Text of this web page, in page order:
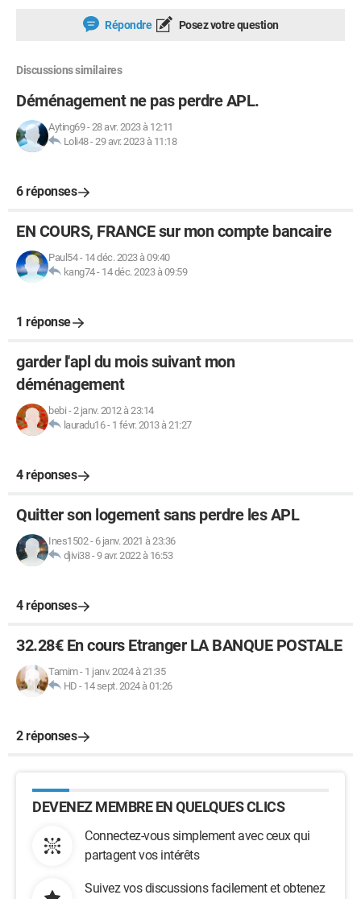
Répondre Posez votre question
Discussions similaires
Déménagement ne pas perdre APL.
Ayting69-28 avr. 2023 à 12:11
Loli48-29 avr. 2023 à 11:18
6 réponses
EN COURS, FRANCE sur mon compte bancaire
Paul54- 14 déc. 2023 à 09:40
kang74- 14 déc. 2023 à 09:59
1 réponse
garder l'apl du mois suivant mon
déménagement
bebi -2 janv. 2012 à 23:14
lauradu16- 1 févr. 2013 à 21:27
4 réponses
Quitter son logement sans perdre les APL
Ines1502- 6 janv. 2021 à 23:36
djivi38-9 avr. 2022 à 16:53
4 réponses
32.28€ En cours Etranger LA BANQUE POSTALE
Tamim- 1 janv. 2024 à 21:35
HD - 14 sept. 2024 à 01:26
2 réponses
DEVENEZ MEMBRE EN QUELQUES CLICS
Connectez-vous simplement avec ceux qui
partagent vos intérêts
Suivez vos discussions facilement et obtenez